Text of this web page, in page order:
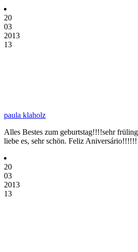
20
03
2013
13
paula klaholz
Alles Bestes zum geburtstag!!!!sehr
liebe es, sehr schön. Feliz Aniversário!!!!!!
20
03
2013
13